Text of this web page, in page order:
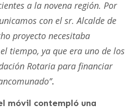
a la novena región. Por
con el sr. Alcalde de
proyecto necesitaba
tiempo, ya que era uno de los
Rotaria para financiar
.
móvil contempló una